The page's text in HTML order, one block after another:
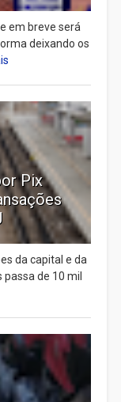
em breve será
deixando os
Pix
da capital e da
de 10 mil